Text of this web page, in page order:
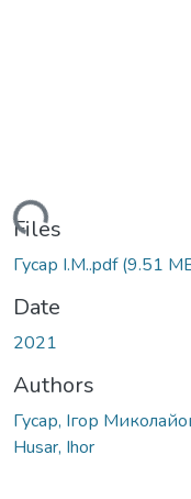
Files
Гусар І.М..pdf(9.51
Date
2021
Authors
Гусар, Ігор
Husar, Ihor